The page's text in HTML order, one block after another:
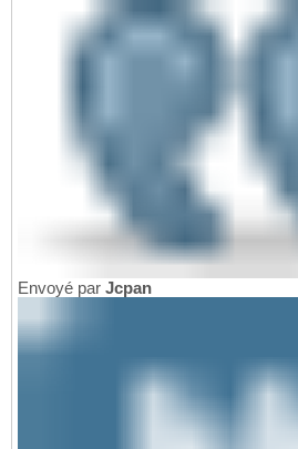
Envoyé par Jcpan